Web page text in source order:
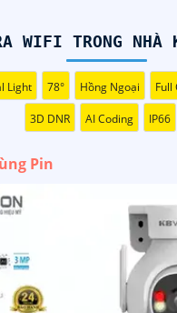
WIFI TRONG NHÀ
Light 78° Hồng Ngoại Full
3D DNR AI Coding IP66
Pin